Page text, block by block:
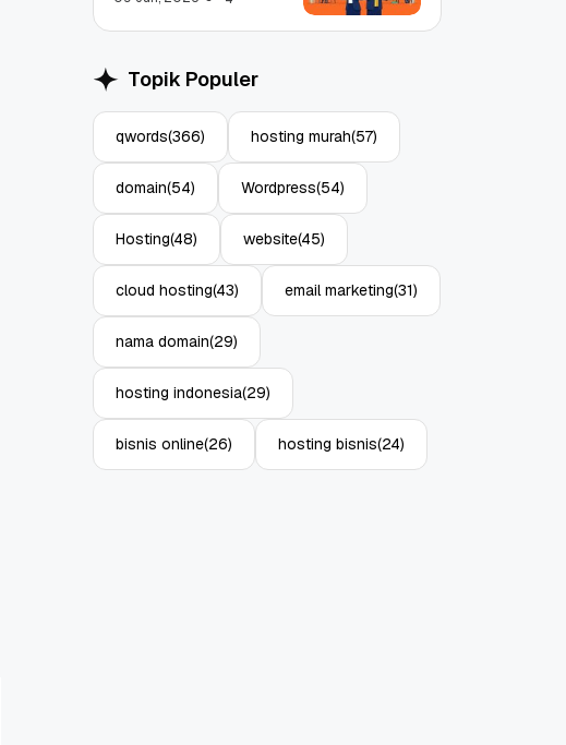
4
Topik Populer
qwords(366) hosting murah(57)
domain(54) Wordpress(54)
Hosting(48) website(45)
cloud hosting(43) email marketing(31)
nama domain(29)
hosting indonesia(29)
bisnis online(26) hosting bisnis(24)